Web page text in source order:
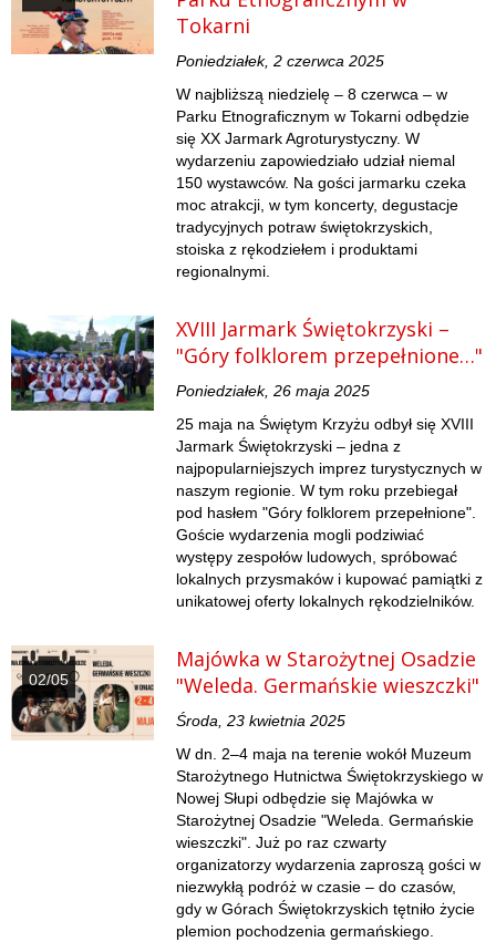
Tokarni
Poniedziałek, 2 czerwca 2025
W najbliższą niedzielę – 8 czerwca – w
Parku Etnograficznym w Tokarni odbędzie
się XX Jarmark Agroturystyczny. W
wydarzeniu zapowiedziało udział niemal
150 wystawców. Na gości jarmarku czeka
moc atrakcji, w tym koncerty, degustacje
tradycyjnych potraw świętokrzyskich,
stoiska z rękodziełem i produktami
regionalnymi.
XVIII Jarmark Świętokrzyski –
"Góry folklorem przepełnione…"
Poniedziałek, 26 maja 2025
25 maja na Świętym Krzyżu odbył się XVIII
Jarmark Świętokrzyski – jedna z
najpopularniejszych imprez turystycznych w
naszym regionie. W tym roku przebiegał
pod hasłem "Góry folklorem przepełnione".
Goście wydarzenia mogli podziwiać
występy zespołów ludowych, spróbować
lokalnych przysmaków i kupować pamiątki z
unikatowej oferty lokalnych rękodzielników.
02/05
Majówka w Starożytnej Osadzie
"Weleda. Germańskie wieszczki"
Środa, 23 kwietnia 2025
W dn. 2–4 maja na terenie wokół Muzeum
Starożytnego Hutnictwa Świętokrzyskiego w
Nowej Słupi odbędzie się Majówka w
Starożytnej Osadzie "Weleda. Germańskie
wieszczki". Już po raz czwarty
organizatorzy wydarzenia zaproszą gości w
niezwykłą podróż w czasie – do czasów,
gdy w Górach Świętokrzyskich tętniło życie
plemion pochodzenia germańskiego.